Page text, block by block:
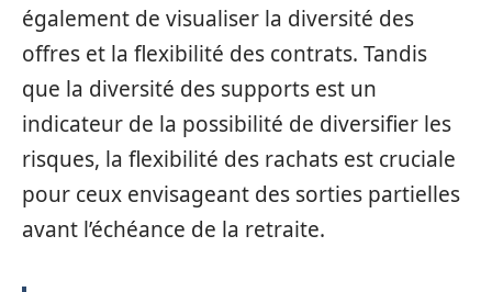
également de visualiser la diversité des
offres et la flexibilité des contrats. Tandis
que la diversité des supports est un
indicateur de la possibilité de diversifier les
risques, la flexibilité des rachats est cruciale
pour ceux envisageant des sorties partielles
avant l’échéance de la retraite.